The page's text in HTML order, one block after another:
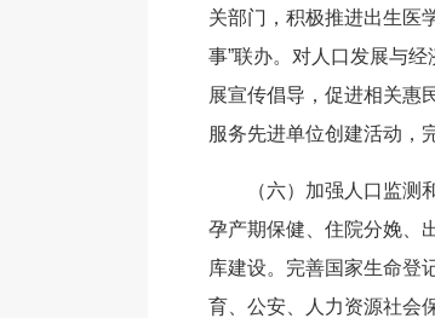
关部门，积极推进出生医
事”联办。对人口发展与
展宣传倡导，促进相关惠
服务先进单位创建活动，
（六）加强人口监测
孕产期保健、住院分娩、
库建设。完善国家生命登
育、公安、人力资源社会